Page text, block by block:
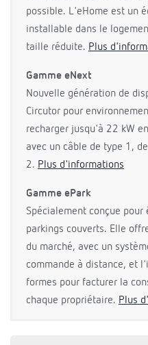
possible. L'eHome est un
installable dans le
taille réduite. Plus
Gamme eNext
Nouvelle génération de
Circutor pour
recharger jusqu'à 22 kW
avec un câble de type 1,
2. Plus d'informations
Gamme ePark
Spécialement conçue
parkings couverts. Elle
du marché, avec un
commande à distance, et
formes pour facturer la
chaque propriétaire. Plus